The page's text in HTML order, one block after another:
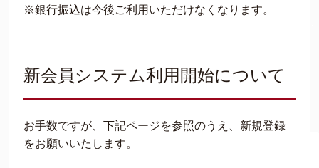
※銀行振込は今後ご利用いただけなくなります。
新会員システム利用開始について
お手数ですが、下記ページを参照のうえ、新規登録
をお願いいたします。